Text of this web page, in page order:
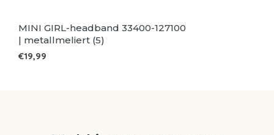
MINI GIRL-headband 33400-127100
| metallmeliert (5)
€19,99